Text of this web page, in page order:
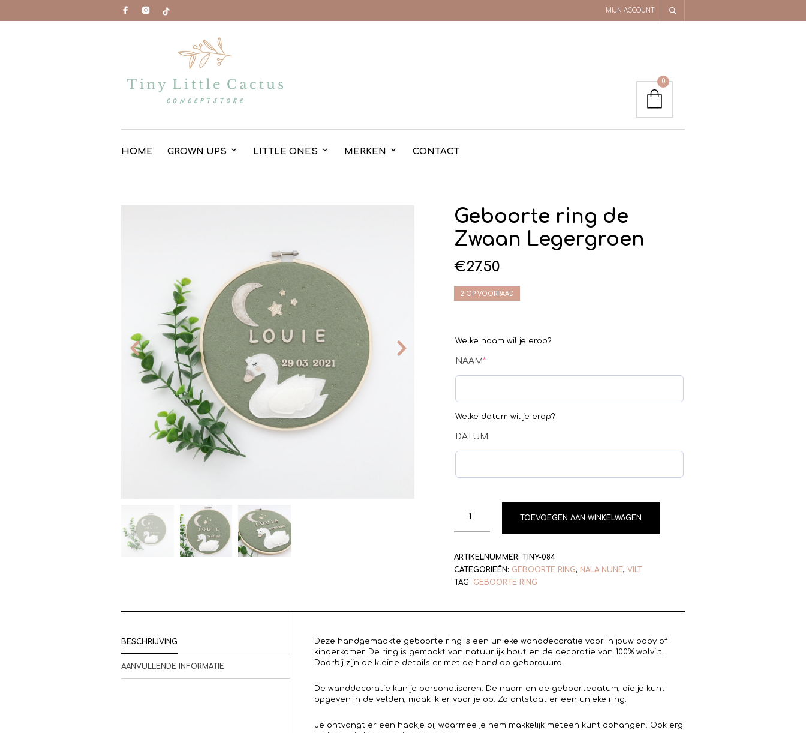
MIJN ACCOUNT
HOME GROWN UPS LITTLE ONES MERKEN CONTACT
0
Geboorte ring de
Zwaan Legergroen
€27.50
2 OP VOORRAAD
Welke naam wil je erop?
NAAM*
Welke datum wil je erop?
DATUM
TOEVOEGEN AAN WINKELWAGEN
ARTIKELNUMMER: TINY-084
CATEGORIEËN: GEBOORTE RING, NALA NUNE, VILT
TAG: GEBOORTE RING
BESCHRIJVING
AANVULLENDE INFORMATIE
Deze handgemaakte geboorte ring is een unieke wanddecoratie voor in jouw baby of
kinderkamer. De ring is gemaakt van natuurlijk hout en de decoratie van 100% wolvilt.
Daarbij zijn de kleine details er met de hand op geborduurd.
De wanddecoratie kun je personaliseren. De naam en de geboortedatum, die je kunt
opgeven in de velden, maak ik er voor je op. Zo ontstaat er een unieke ring.
Je ontvangt er een haakje bij waarmee je hem makkelijk meteen kunt ophangen. Ook erg